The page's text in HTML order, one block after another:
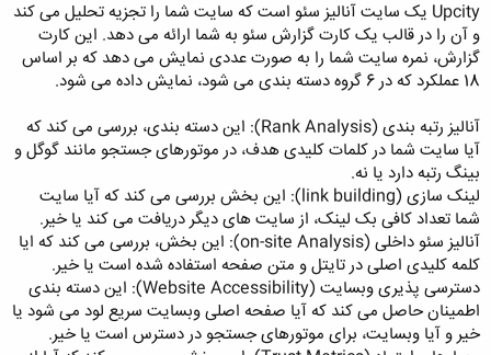
Upcity یک سایت آنالیز سئو است که سایت شما را تجزیه تحلیل می کند
و آن را در قالب یک کارت گزارش سئو به شما ارائه می دهد. این کارت
گزارش، نمره سایت شما را به صورت عددی نمایش می دهد که بر اساس
18 عملکرد که در 6 گروه دسته بندی می شود، نمایش داده می شود.
آنالیز رتبه بندی (Rank Analysis): این دسته بندی، بررسی می کند که
آیا سایت شما در کلمات کلیدی هدف، در موتورهای جستجو مانند گوگل و
بینگ رتبه دارد یا نه.
لینک سازی (link building): این بخش بررسی می کند که آیا سایت
شما تعداد کافی بک لینک، از سایت های دیگر دریافت می کند یا خیر.
آنالیز سئو داخلی (on-site Analysis): این بخش، بررسی می کند که ایا
کلمه کلیدی اصلی در تایتل و متن صفحه استفاده شده است یا خیر.
دسترسی پذیری وبسایت (Website Accessibility): این دسته بندی
اطمینان حاصل می کند که آیا صفحه اصلی وبسایت سریع لود می شود یا
خیر و آیا وبسایت، برای موتورهای جستجو در دسترس است یا خیر.